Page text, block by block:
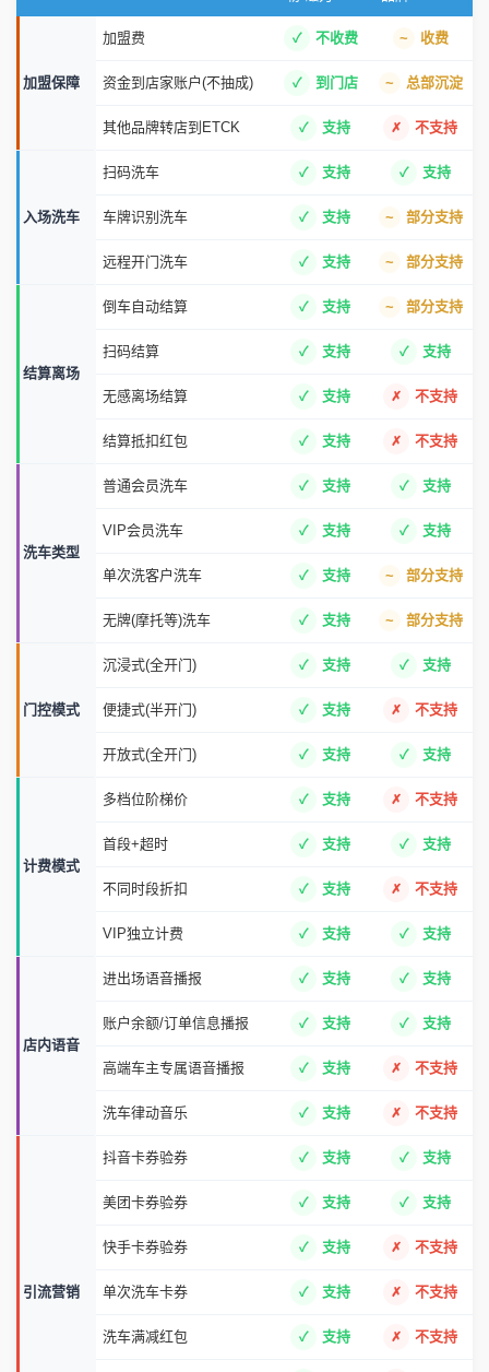
加盟保障
加盟费 不收费 收费
资金到店家账户(不抽成) 到门店 总部沉淀
其他品牌转店到ETCK 支持 不支持
入场洗车
扫码洗车 支持 支持
车牌识别洗车 支持 部分支持
远程开门洗车 支持 部分支持
结算离场
倒车自动结算 支持 部分支持
扫码结算 支持 支持
无感离场结算 支持 不支持
结算抵扣红包 支持 不支持
洗车类型
普通会员洗车 支持 支持
VIP会员洗车 支持 支持
单次洗客户洗车 支持 部分支持
无牌(摩托等)洗车 支持 部分支持
门控模式
沉浸式(全开门) 支持 支持
便捷式(半开门) 支持 不支持
开放式(全开门) 支持 支持
计费模式
多档位阶梯价 支持 不支持
首段+超时 支持 支持
不同时段折扣 支持 不支持
VIP独立计费 支持 支持
店内语音
进出场语音播报 支持 支持
账户余额/订单信息播报 支持 支持
高端车主专属语音播报 支持 不支持
洗车律动音乐 支持 不支持
引流营销
抖音卡券验券 支持 支持
美团卡券验券 支持 支持
快手卡券验券 支持 不支持
单次洗车卡券 支持 不支持
洗车满减红包 支持 不支持